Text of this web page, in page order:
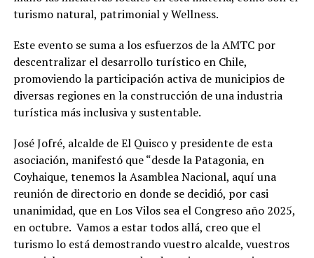
turismo natural, patrimonial y Wellness.
Este evento se suma a los esfuerzos de la AMTC por
descentralizar el desarrollo turístico en Chile,
promoviendo la participación activa de municipios de
diversas regiones en la construcción de una industria
turística más inclusiva y sustentable.
José Jofré, alcalde de El Quisco y presidente de esta
asociación, manifestó que “desde la Patagonia, en
Coyhaique, tenemos la Asamblea Nacional, aquí una
reunión de directorio en donde se decidió, por casi
unanimidad, que en Los Vilos sea el Congreso año 2025,
en octubre. Vamos a estar todos allá, creo que el
turismo lo está demostrando vuestro alcalde, vuestros